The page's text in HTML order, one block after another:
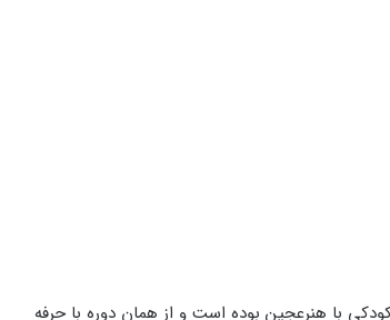
با هنرعجین بوده است و از همان دوره با حرفه